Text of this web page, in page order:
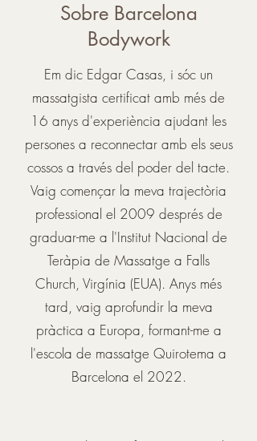
Sobre Barcelona
Bodywork
Em dic Edgar Casas, i sóc un
massatgista certificat amb més de
16 anys d'experiència ajudant les
persones a reconnectar amb els seus
cossos a través del poder del tacte.
Vaig començar la meva trajectòria
professional el 2009 després de
graduar-me a l'Institut Nacional de
Teràpia de Massatge a Falls
Church, Virgínia (EUA). Anys més
tard, vaig aprofundir la meva
pràctica a Europa, formant-me a
l'escola de massatge Quirotema a
Barcelona el 2022.